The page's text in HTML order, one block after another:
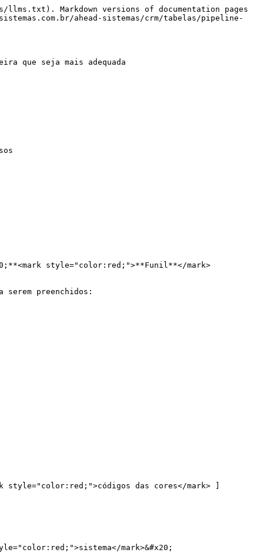
llms.txt). Markdown versions of documentation pages
ahead-sistemas/crm/tabelas/pipeline-
que seja mais adequada
style="color:red;">**Funil**</mark>
preenchidos:
style="color:red;">códigos das cores</mark> ]
mark>&#x20;